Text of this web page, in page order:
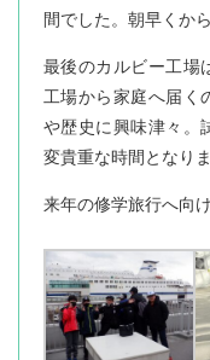
間でした。朝早くか
最後のカルビー工場
工場から家庭へ届く
や歴史に興味津々。
変貴重な時間となりま
来年の修学旅行へ向